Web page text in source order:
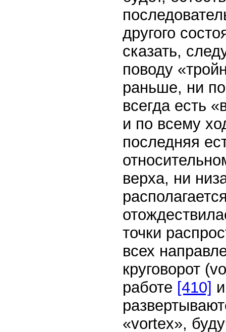
другого
сказать,
поводу
раньше, ни
всегда есть
и по всему
последняя
верха, ни
точки
всех
круговорот
работе [410]
«vortex»,